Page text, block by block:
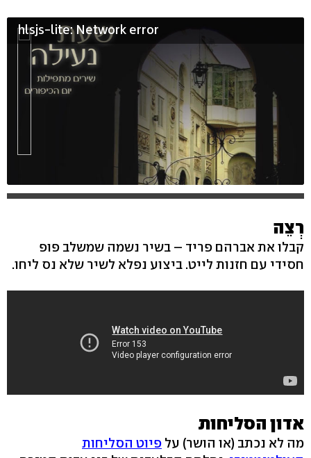
hlsjs-lite: Network error
רְצֵה
קבלו את אברהם פריד – בשיר נשמה שמשלב פופ
חסידי עם חזנות לייט. ביצוע נפלא לשיר שלא נס ליחו.
אדון הסליחות
מה לא נכתב (או הושר) על פיוט הסליחות